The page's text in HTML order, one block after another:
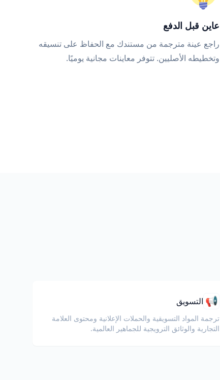
عاين قبل الدفع
راجع عينة مترجمة من مستندك مع الحفاظ على تنسيقه
وتخطيطه الأصليين. تتوفر معاينات مجانية يوميًا.
📢 التسويق
ترجمة المواد التسويقية والحملات الإعلانية ومحتوى العلامة
التجارية والوثائق الترويجية للجماهير العالمية.